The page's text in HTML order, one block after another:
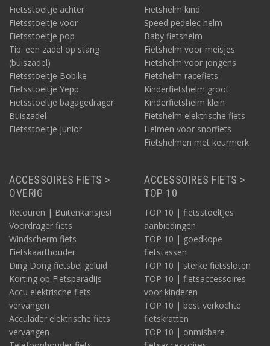
Fietsstoeltje achter
Fietsstoeltje voor
Fietsstoeltje pop
Tip: een zadel op stang
(buiszadel)
Fietsstoeltje Bobike
Fietsstoeltje Yepp
Fietsstoeltje bagagedrager
Buiszadel
Fietsstoeltje junior
Fietshelm kind
Speed pedelec helm
Baby fietshelm
Fietshelm voor meisjes
Fietshelm voor jongens
Fietshelm racefiets
Kinderfietshelm groot
Kinderfietshelm klein
Fietshelm elektrische fiets
Helmen voor snorfiets
Fietshelmen met keurmerk
ACCESSOIRES FIETS >
OVERIG
Retouren | Buitenkansjes!
Voordrager fiets
Windscherm fiets
Fietskaarthouder
Ding Dong fietsbel geluid
Korting op Fietsparadijs
Accu elektrische fiets
vervangen
Acculader elektrische fiets
vervangen
ACCESSOIRES FIETS >
TOP 10
TOP 10 | fietsstoeltjes
aanbiedingen
TOP 10 | goedkope
fietstassen
TOP 10 | sterke fietssloten
TOP 10 | fietsaccessoires
voor kinderen
TOP 10 | best verkochte
fietskratten
TOP 10 | onmisbare